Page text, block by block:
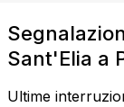
Sant'Elia a
Ultime